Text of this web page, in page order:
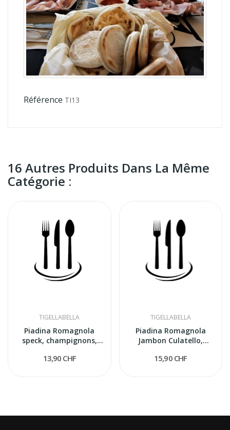
Référence TI13
16 Autres Produits Dans La Même
Catégorie :
TIGELLABELLA
Piadina Romagnola
speck, champignons,
13,90 CHF
TIGELLABELLA
Piadina Romagnola
Jambon Culatello,
15,90 CHF